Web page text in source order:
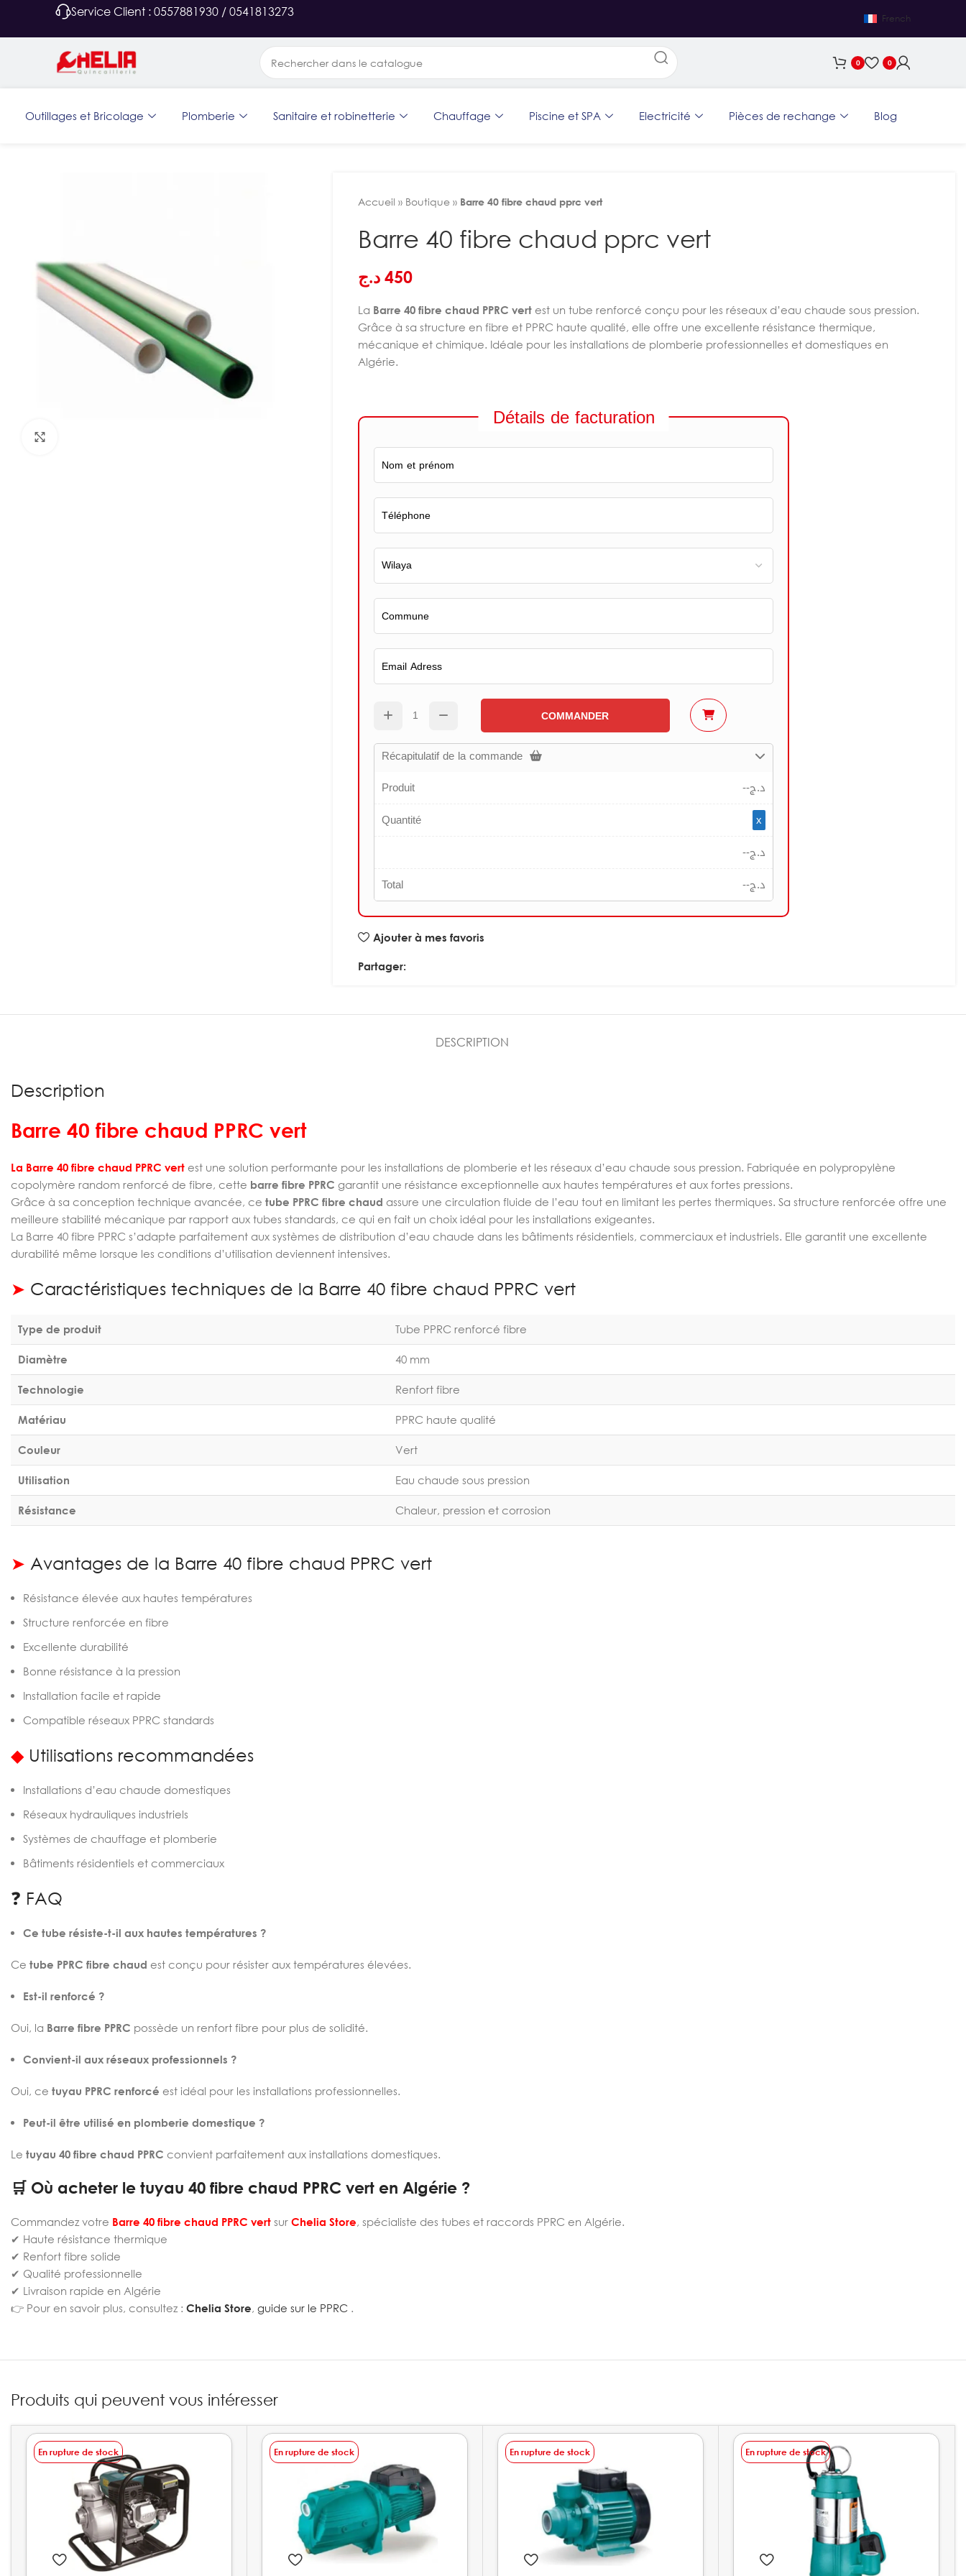
Service Client : 0557881930 / 0541813273 French
0 0
Outillages et Bricolage Plomberie Sanitaire et robinetterie Chauffage Piscine et SPA Electricité Pièces de rechange Blog
Accueil » Boutique » Barre 40 fibre chaud pprc vert
Barre 40 fibre chaud pprc vert
450 د.ج
La Barre 40 fibre chaud PPRC vert est un tube renforcé conçu pour les réseaux d’eau chaude sous pression.
Grâce à sa structure en fibre et PPRC haute qualité, elle offre une excellente résistance thermique,
mécanique et chimique. Idéale pour les installations de plomberie professionnelles et domestiques en
Algérie.
Détails de facturation
COMMANDER
Récapitulatif de la commande
Produit
--د.ج
Quantité
x
--د.ج
Total
--د.ج
Ajouter à mes favoris
Partager:
DESCRIPTION
Description
Barre 40 fibre chaud PPRC vert
La Barre 40 fibre chaud PPRC vert est une solution performante pour les installations de plomberie et les réseaux d’eau chaude sous pression. Fabriquée en polypropylène
copolymère random renforcé de fibre, cette barre fibre PPRC garantit une résistance exceptionnelle aux hautes températures et aux fortes pressions.
Grâce à sa conception technique avancée, ce tube PPRC fibre chaud assure une circulation fluide de l’eau tout en limitant les pertes thermiques. Sa structure renforcée offre une
meilleure stabilité mécanique par rapport aux tubes standards, ce qui en fait un choix idéal pour les installations exigeantes.
La Barre 40 fibre PPRC s’adapte parfaitement aux systèmes de distribution d’eau chaude dans les bâtiments résidentiels, commerciaux et industriels. Elle garantit une excellente
durabilité même lorsque les conditions d’utilisation deviennent intensives.
➤ Caractéristiques techniques de la Barre 40 fibre chaud PPRC vert
Type de produit Tube PPRC renforcé fibre
Diamètre 40 mm
Technologie Renfort fibre
Matériau PPRC haute qualité
Couleur Vert
Utilisation Eau chaude sous pression
Résistance Chaleur, pression et corrosion
➤ Avantages de la Barre 40 fibre chaud PPRC vert
Résistance élevée aux hautes températures
Structure renforcée en fibre
Excellente durabilité
Bonne résistance à la pression
Installation facile et rapide
Compatible réseaux PPRC standards
◆Utilisations recommandées
Installations d’eau chaude domestiques
Réseaux hydrauliques industriels
Systèmes de chauffage et plomberie
Bâtiments résidentiels et commerciaux
❓ FAQ
Ce tube résiste-t-il aux hautes températures ?
Ce tube PPRC fibre chaud est conçu pour résister aux températures élevées.
Est-il renforcé ?
Oui, la Barre fibre PPRC possède un renfort fibre pour plus de solidité.
Convient-il aux réseaux professionnels ?
Oui, ce tuyau PPRC renforcé est idéal pour les installations professionnelles.
Peut-il être utilisé en plomberie domestique ?
Le tuyau 40 fibre chaud PPRC convient parfaitement aux installations domestiques.
🛒 Où acheter le tuyau 40 fibre chaud PPRC vert en Algérie ?
Commandez votre Barre 40 fibre chaud PPRC vert sur Chelia Store, spécialiste des tubes et raccords PPRC en Algérie.
✔ Haute résistance thermique
✔ Renfort fibre solide
✔ Qualité professionnelle
✔ Livraison rapide en Algérie
👉 Pour en savoir plus, consultez : Chelia Store, guide sur le PPRC .
Produits qui peuvent vous intéresser
En rupture de stock En rupture de stock En rupture de stock En rupture de stock